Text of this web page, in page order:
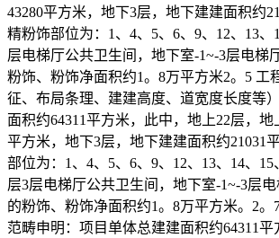
43280平方米，地下3层，地下建建面积约
精粉饰部位为：1、4、5、6、9、12、13、
层电梯厅公共卫生间，地下室-1~-3层电梯
粉饰、粉饰净面积约1。8万平方米2。5 工
征、布局条理、建建高度、道宽度长度等
面积约64311平方米，此中，地上22层，地
平方米，地下3层，地下建建面积约21031
部位为：1、4、5、6、9、12、13、14、15
层3层电梯厅公共卫生间，地下室-1~-3层
的粉饰、粉饰净面积约1。8万平方米。2。
范畴申明：项目单体总建建面积约64311平